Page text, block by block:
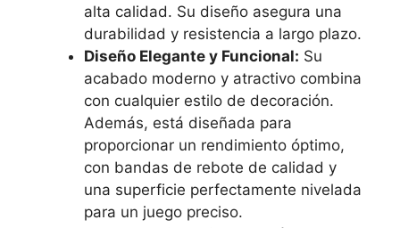
alta calidad. Su diseño asegura una
durabilidad y resistencia a largo plazo.
Diseño Elegante y Funcional: Su
acabado moderno y atractivo combina
con cualquier estilo de decoración.
Además, está diseñada para
proporcionar un rendimiento óptimo,
con bandas de rebote de calidad y
una superficie perfectamente nivelada
para un juego preciso.